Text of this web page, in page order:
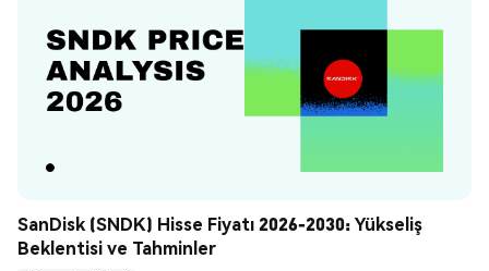
SanDisk (SNDK) Hisse Fiyatı 2026-2030: Yükseliş
Beklentisi ve Tahminler